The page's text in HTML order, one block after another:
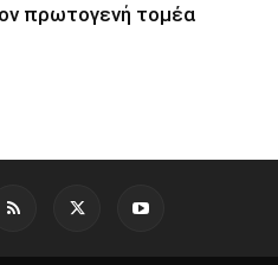
πρωτογενή τομέα